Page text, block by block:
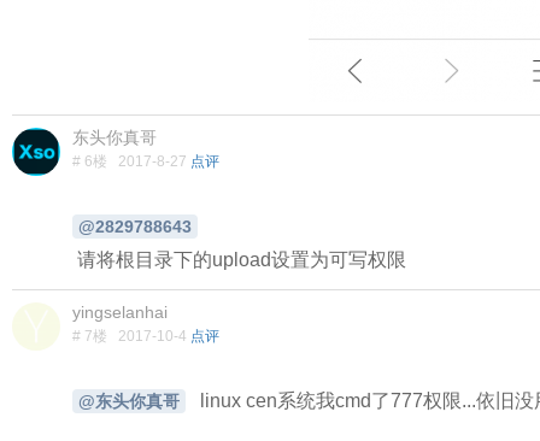
东头你真哥
# 6楼 2017-8-27 点评
@2829788643
请将根目录下的upload设置为可写权限
yingselanhai
# 7楼 2017-10-4 点评
@东头你真哥 linux cen系统我cmd了777权限...依旧没